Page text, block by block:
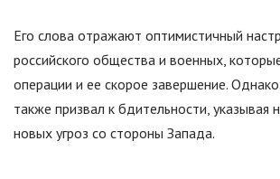
Его слова отражают оптимистичный
российского общества и военных,
операции и ее скорое завершение.
также призвал к бдительности, указывая
новых угроз со стороны Запада.